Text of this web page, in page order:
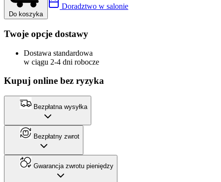
Do koszyka
Doradztwo w salonie
Twoje opcje dostawy
Dostawa standardowa
w ciągu 2-4 dni robocze
Kupuj online bez ryzyka
Bezpłatna wysyłka
Bezpłatny zwrot
Gwarancja zwrotu pieniędzy